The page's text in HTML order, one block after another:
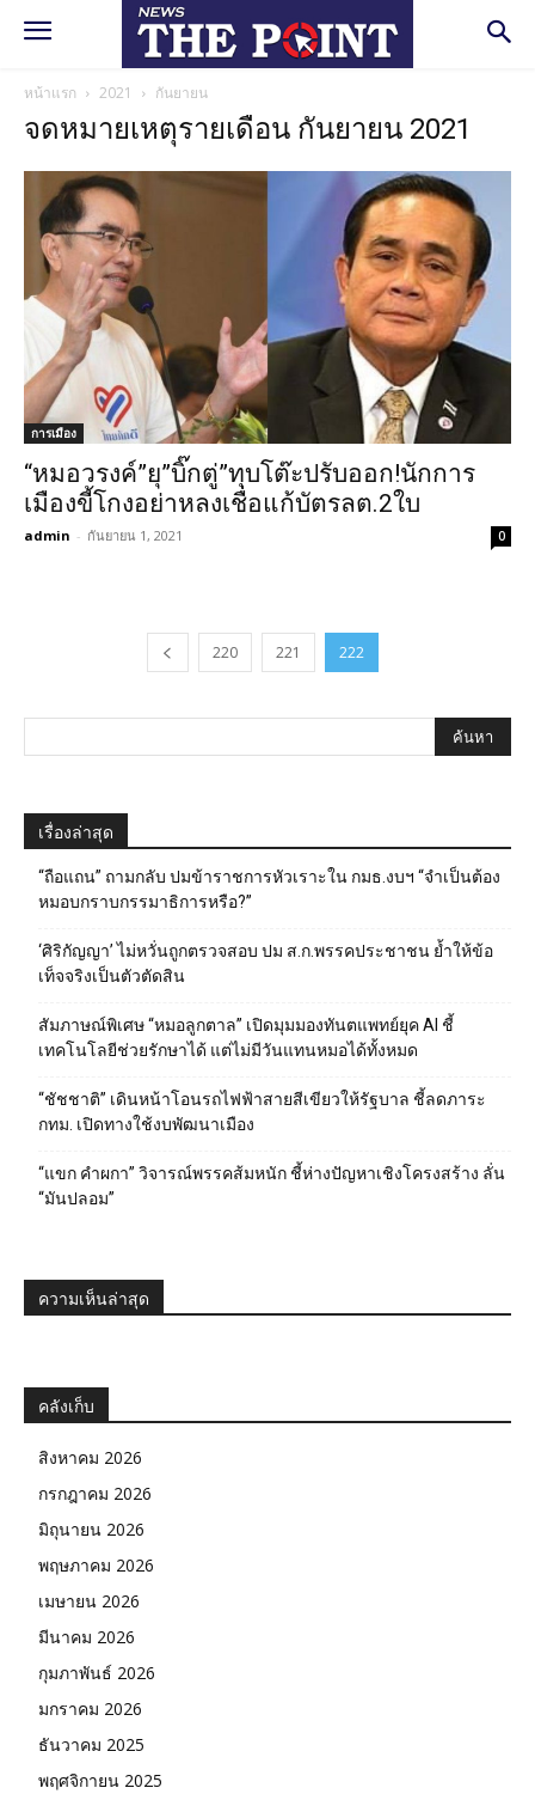
หน้าแรก 2021 กันยายน
จดหมายเหตุรายเดือน กันยายน 2021
การเมือง
“หมอวรงค์”ยุ”บิ๊กตู่”ทุบโต๊ะปรับออก!นักการ
เมืองขี้โกงอย่าหลงเชื่อแก้บัตรลต.2ใบ
admin - กันยายน 1, 2021 0
220 221 222
เรื่องล่าสุด
“ถือแถน” ถามกลับ ปมข้าราชการหัวเราะใน กมธ.งบฯ “จำเป็นต้อง
หมอบกราบกรรมาธิการหรือ?”
‘ศิริกัญญา’ ไม่หวั่นถูกตรวจสอบ ปม ส.ก.พรรคประชาชน ย้ำให้ข้อ
เท็จจริงเป็นตัวตัดสิน
สัมภาษณ์พิเศษ “หมอลูกตาล” เปิดมุมมองทันตแพทย์ยุค AI ชี้
เทคโนโลยีช่วยรักษาได้ แต่ไม่มีวันแทนหมอได้ทั้งหมด
“ชัชชาติ” เดินหน้าโอนรถไฟฟ้าสายสีเขียวให้รัฐบาล ชี้ลดภาระ
กทม. เปิดทางใช้งบพัฒนาเมือง
“แขก คำผกา” วิจารณ์พรรคส้มหนัก ชี้ห่างปัญหาเชิงโครงสร้าง ลั่น
“มันปลอม”
ความเห็นล่าสุด
คลังเก็บ
สิงหาคม 2026
กรกฎาคม 2026
มิถุนายน 2026
พฤษภาคม 2026
เมษายน 2026
มีนาคม 2026
กุมภาพันธ์ 2026
มกราคม 2026
ธันวาคม 2025
พฤศจิกายน 2025